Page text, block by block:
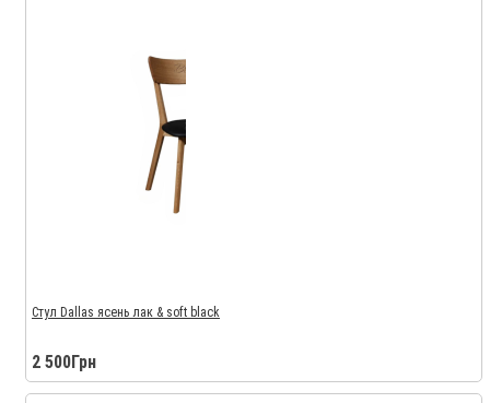
Стул Dallas ясень лак & soft black
2 500Грн